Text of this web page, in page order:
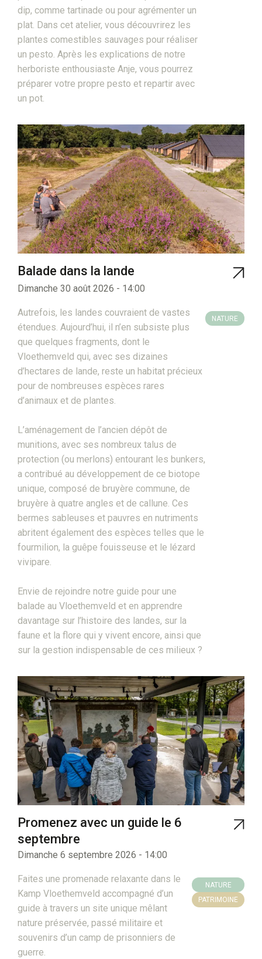
dip, comme tartinade ou pour agrémenter un
plat. Dans cet atelier, vous découvrirez les
plantes comestibles sauvages pour réaliser
un pesto. Après les explications de notre
herboriste enthousiaste Anje, vous pourrez
préparer votre propre pesto et repartir avec
un pot.
Balade dans la lande
Dimanche 30 août 2026 - 14:00
Autrefois, les landes couvraient de vastes
étendues. Aujourd’hui, il n’en subsiste plus
que quelques fragments, dont le
Vloethemveld qui, avec ses dizaines
d’hectares de lande, reste un habitat précieux
pour de nombreuses espèces rares
d’animaux et de plantes.
L’aménagement de l’ancien dépôt de
munitions, avec ses nombreux talus de
protection (ou merlons) entourant les bunkers,
a contribué au développement de ce biotope
unique, composé de bruyère commune, de
bruyère à quatre angles et de callune. Ces
bermes sableuses et pauvres en nutriments
abritent également des espèces telles que le
fourmilion, la guêpe fouisseuse et le lézard
vivipare.
Envie de rejoindre notre guide pour une
balade au Vloethemveld et en apprendre
davantage sur l’histoire des landes, sur la
faune et la flore qui y vivent encore, ainsi que
sur la gestion indispensable de ces milieux ?
NATURE
Promenez avec un guide le 6
septembre
Dimanche 6 septembre 2026 - 14:00
Faites une promenade relaxante dans le
Kamp Vloethemveld accompagné d’un
guide à travers un site unique mêlant
nature préservée, passé militaire et
souvenirs d’un camp de prisonniers de
guerre.
NATURE
PATRIMOINE